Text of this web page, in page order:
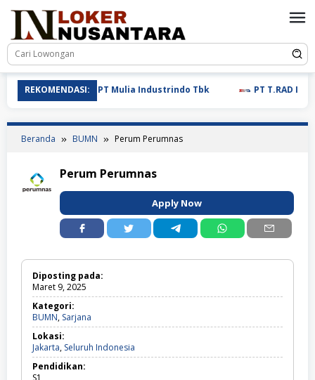
REKOMENDASI:PT Mulia Industrindo Tbk PT T.RAD Indonesia
Beranda BUMN Perum Perumnas
Perum Perumnas
Apply Now
Diposting pada:
Maret 9, 2025
Kategori:
BUMN, Sarjana
Sarjana
Lokasi:
Jakarta, Seluruh Indonesia
Seluruh
Pendidikan:
S1